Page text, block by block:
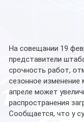
На совещании 19
представители
срочность работ,
сезонное изменение
апреле может
распространения
Сообщается, что у